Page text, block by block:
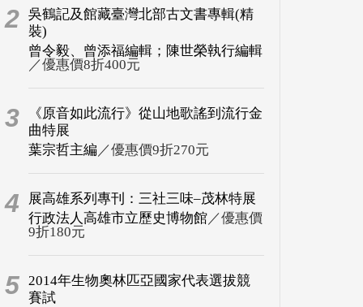
2 吳鶴記及館藏臺灣北部古文書專輯(精
裝)
曾令毅、曾添福編輯；陳世榮執行編輯
／優惠價8折400元
3
《原音如此流行》從山地歌謠到流行金
曲特展
葉宗哲主編 ／優惠價9折270元
4
展高雄系列專刊：三社三味–茂林特展
行政法人高雄市立歷史博物館／優惠價
9折180元
5 2014年生物奧林匹亞國家代表選拔競
賽試